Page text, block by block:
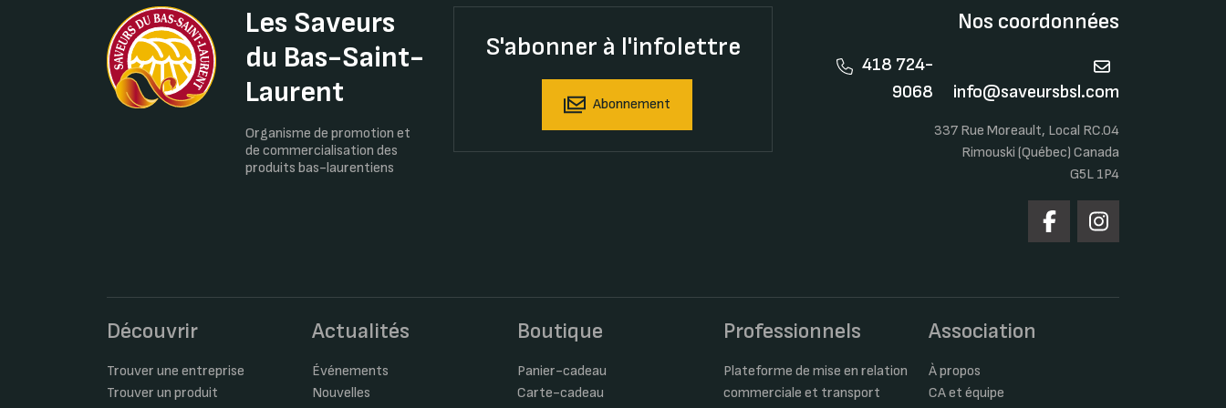
Les Saveurs
du Bas-Saint-
Laurent
Organisme de promotion et
de commercialisation des
produits bas-laurentiens
S'abonner à l'infolettre
Abonnement
Nos coordonnées
418 724-
9068
info@saveursbsl.com
337 Rue Moreault, Local RC.04
Rimouski (Québec) Canada
G5L 1P4
Découvrir
Trouver une entreprise
Trouver un produit
Actualités
Événements
Nouvelles
Boutique
Panier-cadeau
Carte-cadeau
Professionnels
Plateforme de mise en relation
commerciale et transport
Association
À propos
CA et équipe